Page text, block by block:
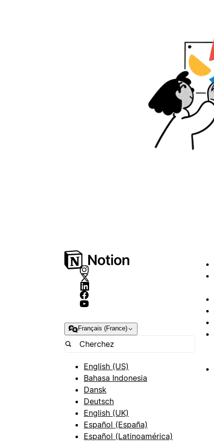
Français (France)
English (US)
Bahasa Indonesia
Dansk
Deutsch
English (UK)
Español (España)
Español (Latinoamérica)